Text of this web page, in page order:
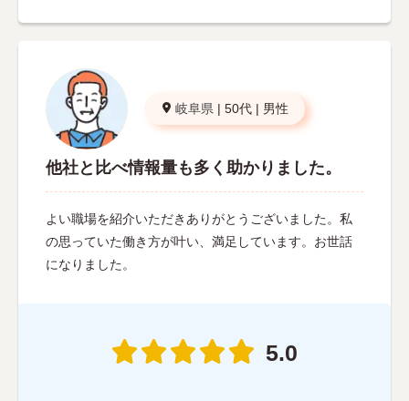
岐阜県 | 50代 | 男性
他社と比べ情報量も多く助かりました。
よい職場を紹介いただきありがとうございました。私
の思っていた働き方が叶い、満足しています。お世話
になりました。
5.0